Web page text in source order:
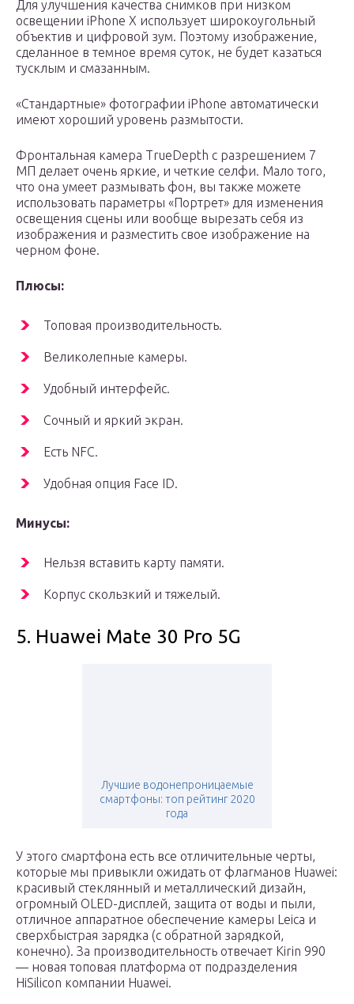
Для улучшения качества снимков при низком
освещении iPhone X использует широкоугольный
объектив и цифровой зум. Поэтому изображение,
сделанное в темное время суток, не будет казаться
тусклым и смазанным.
«Стандартные» фотографии iPhone автоматически
имеют хороший уровень размытости.
Фронтальная камера TrueDepth с разрешением 7
МП делает очень яркие, и четкие селфи. Мало того,
что она умеет размывать фон, вы также можете
использовать параметры «Портрет» для изменения
освещения сцены или вообще вырезать себя из
изображения и разместить свое изображение на
черном фоне.
Плюсы:
Топовая производительность.
Великолепные камеры.
Удобный интерфейс.
Сочный и яркий экран.
Есть NFC.
Удобная опция Face ID.
Минусы:
Нельзя вставить карту памяти.
Корпус скользкий и тяжелый.
5. Huawei Mate 30 Pro 5G
Лучшие водонепроницаемые
смартфоны: топ рейтинг 2020
года
У этого смартфона есть все отличительные черты,
которые мы привыкли ожидать от флагманов Huawei:
красивый стеклянный и металлический дизайн,
огромный OLED-дисплей, защита от воды и пыли,
отличное аппаратное обеспечение камеры Leica и
сверхбыстрая зарядка (с обратной зарядкой,
конечно). За производительность отвечает Kirin 990
— новая топовая платформа от подразделения
HiSilicon компании Huawei.